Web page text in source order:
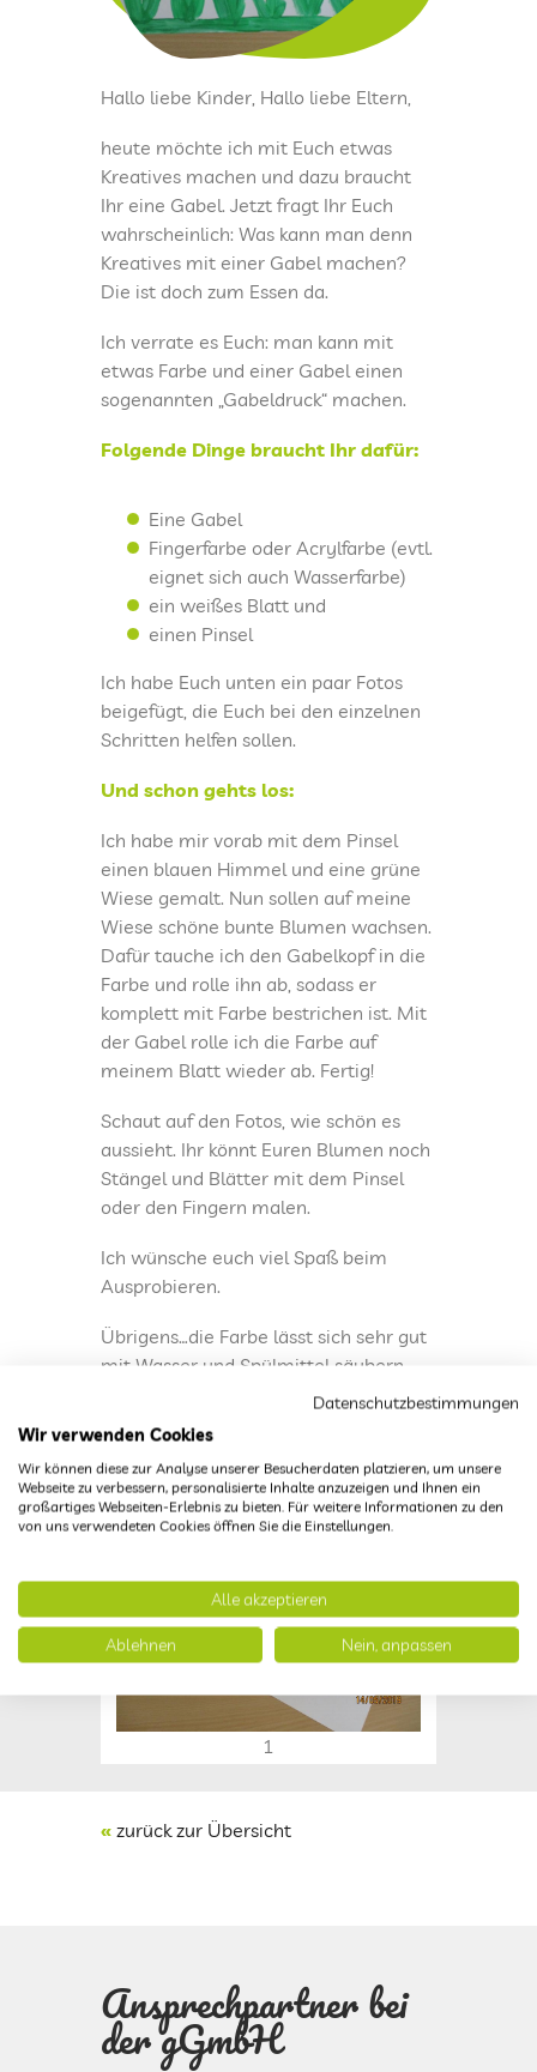
KINDERTAGESPFLEGE
PRESSEARCHIV
FREUNDESKREIS DER KITA KINDERLAND
SAARWELLINGEN
DATENSCHUTZ
KINDERLAND
CAMPUS I
CAMPUS II
CAMPUS III
INTERNATIONAL
ÜBERHERRN
Hallo liebe Kinder, Hallo liebe Eltern,
heute möchte ich mit Euch etwas
Kreatives machen und dazu braucht
Ihr eine Gabel. Jetzt fragt Ihr Euch
wahrscheinlich: Was kann man denn
Kreatives mit einer Gabel machen?
Die ist doch zum Essen da.
Ich verrate es Euch: man kann mit
etwas Farbe und einer Gabel einen
sogenannten „Gabeldruck“ machen.
Folgende Dinge braucht Ihr dafür:
Eine Gabel
Fingerfarbe oder Acrylfarbe (evtl.
eignet sich auch Wasserfarbe)
ein weißes Blatt und
einen Pinsel
Ich habe Euch unten ein paar Fotos
beigefügt, die Euch bei den einzelnen
Schritten helfen sollen.
Und schon gehts los:
Ich habe mir vorab mit dem Pinsel
einen blauen Himmel und eine grüne
Wiese gemalt. Nun sollen auf meine
Wiese schöne bunte Blumen wachsen.
Dafür tauche ich den Gabelkopf in die
Farbe und rolle ihn ab, sodass er
komplett mit Farbe bestrichen ist. Mit
der Gabel rolle ich die Farbe auf
meinem Blatt wieder ab. Fertig!
Schaut auf den Fotos, wie schön es
aussieht. Ihr könnt Euren Blumen noch
Stängel und Blätter mit dem Pinsel
oder den Fingern malen.
Ich wünsche euch viel Spaß beim
Ausprobieren.
Übrigens…die Farbe lässt sich sehr gut
mit Wasser und Spülmittel säubern.
Viele Grüße von Anni aus Haus 3
Gabeldruck - so funktionierts:
1
« zurück zur Übersicht
Ansprechpartner bei
der gGmbH
Datenschutzbestimmungen
Wir verwenden Cookies
Wir können diese zur Analyse unserer Besucherdaten platzieren, um unsere
Webseite zu verbessern, personalisierte Inhalte anzuzeigen und Ihnen ein
großartiges Webseiten-Erlebnis zu bieten. Für weitere Informationen zu den
von uns verwendeten Cookies öffnen Sie die Einstellungen.
Alle akzeptieren
Ablehnen Nein, anpassen